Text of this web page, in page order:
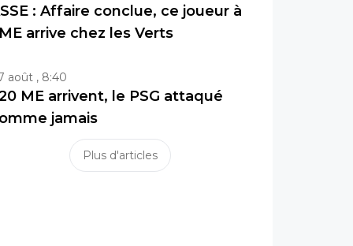
: Affaire conclue, ce joueur à
arrive chez les Verts
août , 8:40
ME arrivent, le PSG attaqué
jamais
Plus d'articles